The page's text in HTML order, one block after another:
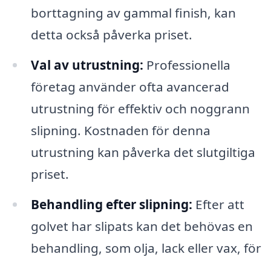
borttagning av gammal finish, kan
detta också påverka priset.
Val av utrustning: Professionella
företag använder ofta avancerad
utrustning för effektiv och noggrann
slipning. Kostnaden för denna
utrustning kan påverka det slutgiltiga
priset.
Behandling efter slipning: Efter att
golvet har slipats kan det behövas en
behandling, som olja, lack eller vax, för